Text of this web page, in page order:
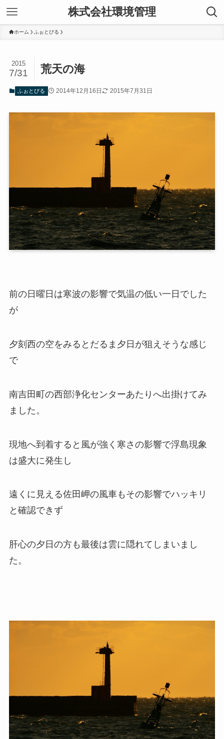
株式会社環境管理
ホーム ふぉとびる
荒天の海
2015
7/31
ふぉとびる 2014年12月16日 2015年7月31日
前の日曜日は寒波の影響で気温の低い一日でした
が
夕刻西の空をみるとだるま夕日が狙えそうな感じ
で
南吉田町の西部浄化センターあたりへ出掛けてみ
ました。
現地へ到着すると風が強く寒さの影響で浮島現象
は盛大に発生し
遠くに見える佐田岬の風車もその影響でハッキリ
と確認できず
肝心の夕日の方も最後は雲に隠れてしまいまし
た。